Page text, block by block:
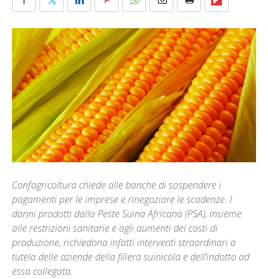
Confagricoltura chiede alle banche di sospendere i
pagamenti per le imprese e rinegoziare le scadenze. I
danni prodotti dalla Peste Suina Africana (PSA), insieme
alle restrizioni sanitarie e agli aumenti dei costi di
produzione, richiedono infatti interventi straordinari a
tutela delle aziende della filiera suinicola e dell’indotto ad
essa collegata.